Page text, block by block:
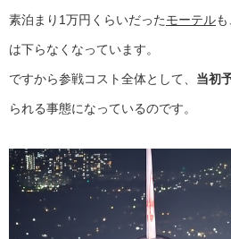
素泊まり1万円くらいだったモーテル
は下らなくなっています。
ですから参戦コスト全体として、 当初
られる事態になっているのです。